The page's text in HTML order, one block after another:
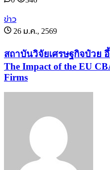
ข่าว
26 ม.ค., 2569
สถาบันวิจัยเศรษฐกิจป๋วย
The Impact of the EU
Firms